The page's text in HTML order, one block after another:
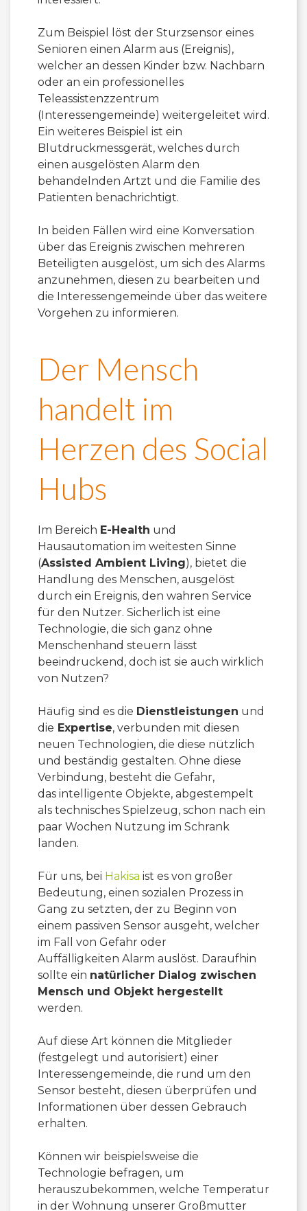
Zum Beispiel löst der Sturzsensor eines
Senioren einen Alarm aus (Ereignis),
welcher an dessen Kinder bzw. Nachbarn
oder an ein professionelles
Teleassistenzzentrum
(Interessengemeinde) weitergeleitet wird.
Ein weiteres Beispiel ist ein
Blutdruckmessgerät, welches durch
einen ausgelösten Alarm den
behandelnden Artzt und die Familie des
Patienten benachrichtigt.
In beiden Fällen wird eine Konversation
über das Ereignis zwischen mehreren
Beteiligten ausgelöst, um sich des Alarms
anzunehmen, diesen zu bearbeiten und
die Interessengemeinde über das weitere
Vorgehen zu informieren.
Der Mensch
handelt im
Herzen des Social
Hubs
Im Bereich E-Health und
Hausautomation im weitesten Sinne
(Assisted Ambient Living), bietet die
Handlung des Menschen, ausgelöst
durch ein Ereignis, den wahren Service
für den Nutzer. Sicherlich ist eine
Technologie, die sich ganz ohne
Menschenhand steuern lässt
beeindruckend, doch ist sie auch wirklich
von Nutzen?
Häufig sind es die Dienstleistungen und
die Expertise, verbunden mit diesen
neuen Technologien, die diese nützlich
und beständig gestalten. Ohne diese
Verbindung, besteht die Gefahr,
das intelligente Objekte, abgestempelt
als technisches Spielzeug, schon nach ein
paar Wochen Nutzung im Schrank
landen.
Für uns, bei Hakisa ist es von großer
Bedeutung, einen sozialen Prozess in
Gang zu setzten, der zu Beginn von
einem passiven Sensor ausgeht, welcher
im Fall von Gefahr oder
Auffälligkeiten Alarm auslöst. Daraufhin
sollte ein natürlicher Dialog zwischen
Mensch und Objekt hergestellt
werden.
Auf diese Art können die Mitglieder
(festgelegt und autorisiert) einer
Interessengemeinde, die rund um den
Sensor besteht, diesen überprüfen und
Informationen über dessen Gebrauch
erhalten.
Können wir beispielsweise die
Technologie befragen, um
herauszubekommen, welche Temperatur
in der Wohnung unserer Großmutter